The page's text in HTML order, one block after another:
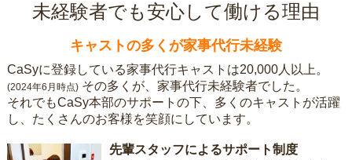
未経験者でも安心して働ける理由
キャストの多くが家事代行未経験
CaSyに登録している家事代行キャストは20,000人以上。
(2024年6月時点) その多くが、家事代行未経験者でした。
それでもCaSy本部のサポートの下、多くのキャストが活躍
し、たくさんのお客様を笑顔にしています。
先輩スタッフによるサポート制度